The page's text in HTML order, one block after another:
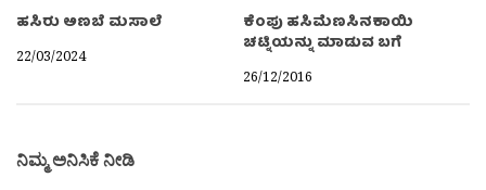
ಹಸಿರು ಅಣಬೆ ಮಸಾಲೆ
22/03/2024
ಕೆಂಪು ಹಸಿಮೆಣಸಿನಕಾಯಿ
ಚಟ್ನಿಯನ್ನು ಮಾಡುವ ಬಗೆ
26/12/2016
ನಿಮ್ಮ ಅನಿಸಿಕೆ ನೀಡಿ